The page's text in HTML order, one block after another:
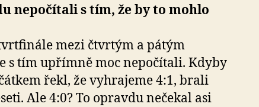
nepočítali s tím, že by to mohlo
mezi čtvrtým a pátým
s tím upřímně moc nepočítali. Kdyby
řekl, že vyhrajeme 4:1, brali
Ale 4:0? To opravdu nečekal asi